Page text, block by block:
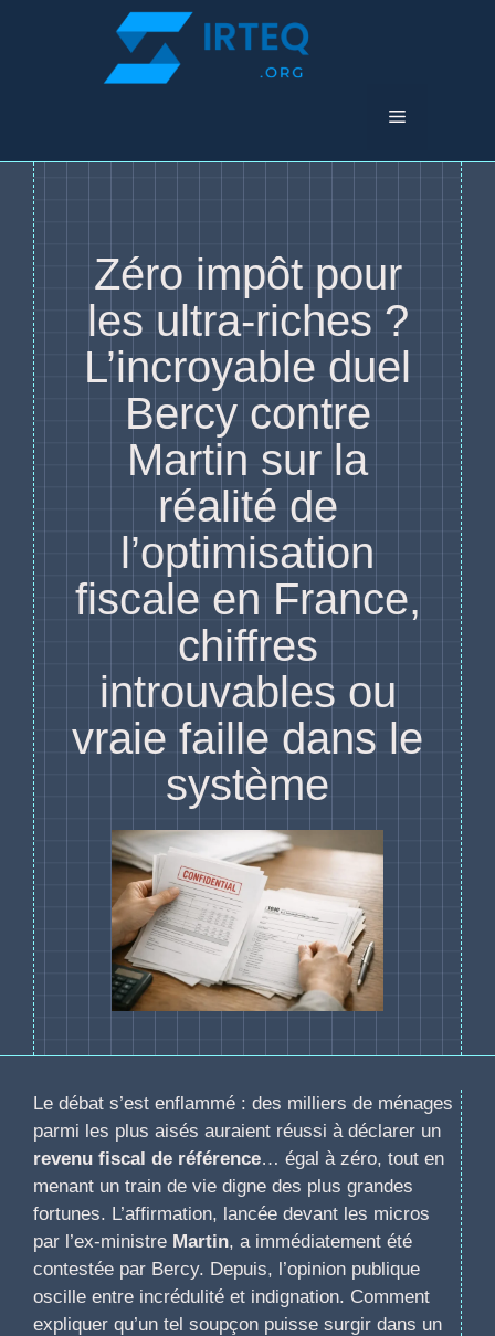
Menu
Zéro impôt pour
les ultra-riches ?
L’incroyable duel
Bercy contre
Martin sur la
réalité de
l’optimisation
fiscale en France,
chiffres
introuvables ou
vraie faille dans le
système
Le débat s’est enflammé : des milliers de ménages
parmi les plus aisés auraient réussi à déclarer un
revenu fiscal de référence… égal à zéro, tout en
menant un train de vie digne des plus grandes
fortunes. L’affirmation, lancée devant les micros
par l’ex-ministre Martin, a immédiatement été
contestée par Bercy. Depuis, l’opinion publique
oscille entre incrédulité et indignation. Comment
expliquer qu’un tel soupçon puisse surgir dans un